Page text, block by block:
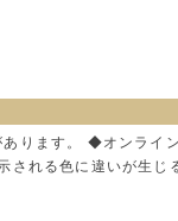
ります。 ◆オンライ
れる色に違いが生じ